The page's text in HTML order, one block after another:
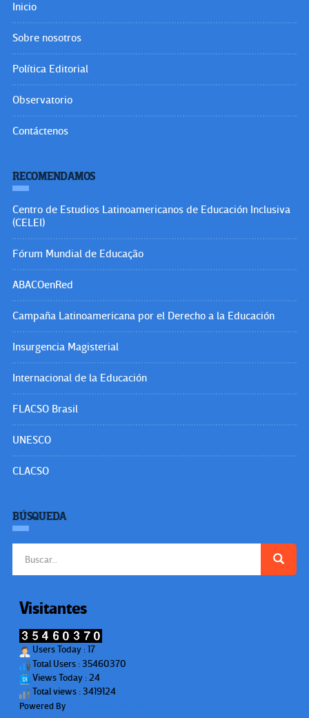
Inicio
Sobre nosotros
Política Editorial
Observatorio
Contáctenos
RECOMENDAMOS
Centro de Estudios Latinoamericanos de Educación Inclusiva
(CELEI)
Fórum Mundial de Educação
ABACOenRed
Campaña Latinoamericana por el Derecho a la Educación
Insurgencia Magisterial
Internacional de la Educación
FLACSO Brasil
UNESCO
CLACSO
BÚSQUEDA
Visitantes
Users Today : 17
Total Users : 35460370
Views Today : 24
Total views : 3419124
Powered By